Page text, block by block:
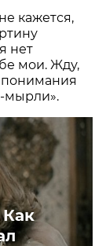
кажется,
нет
мои. Жду,
понимания
мырли».